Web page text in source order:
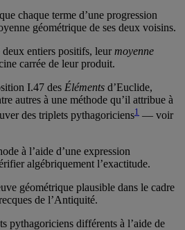
chaque terme d’une progression
géométrique de ses deux voisins.
deux entiers positifs, leur moyenne
carrée de leur produit.
I.47 des Éléments d’Euclide,
autres à une méthode qu’il attribue à
des triplets pythagoriciens1 — voir
à l’aide d’une expression
algébriquement l’exactitude.
géométrique plausible dans le cadre
de l’Antiquité.
pythagoriciens différents à l’aide de